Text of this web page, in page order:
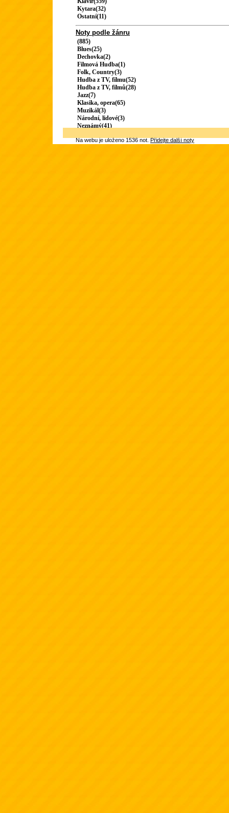
Kytara(32)
Ostatní(11)
Noty podle žánru
(885)
Blues(25)
Dechovka(2)
Filmová Hudba(1)
Folk, Country(3)
Hudba z TV, filmu(52)
Hudba z TV, filmů(28)
Jazz(7)
Klasika, opera(65)
Muzikál(3)
Národní, lidové(3)
Neznámý(41)
Na webu je uloženo 1536 not.Přidejte další noty